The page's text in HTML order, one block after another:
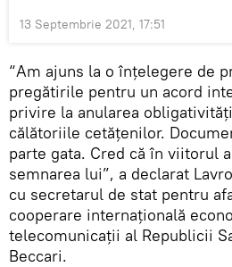
13 Septembrie 2021, 17:51
“Am ajuns la o înțelegere de
pregătirile pentru un acord
privire la anularea
călătoriile cetățenilor.
parte gata. Cred că în viitorul
semnarea lui”, a declarat
cu secretarul de stat pentru
cooperare internațională
telecomunicații al Republicii
Beccari.